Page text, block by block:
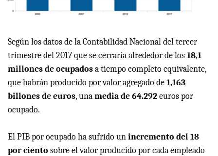
Según los datos de la Contabilidad Nacional del tercer
trimestre del 2017 que se cerraría alrededor de los18,1
millones de ocupadosa tiempo completo equivalente,
que habrán producido por valor agregado de1,163
billones de euros, unamedia de 64.292euros por
ocupado.
El PIB por ocupado ha sufrido unincremento del 18
por ciento sobre el valor producido por cada empleado